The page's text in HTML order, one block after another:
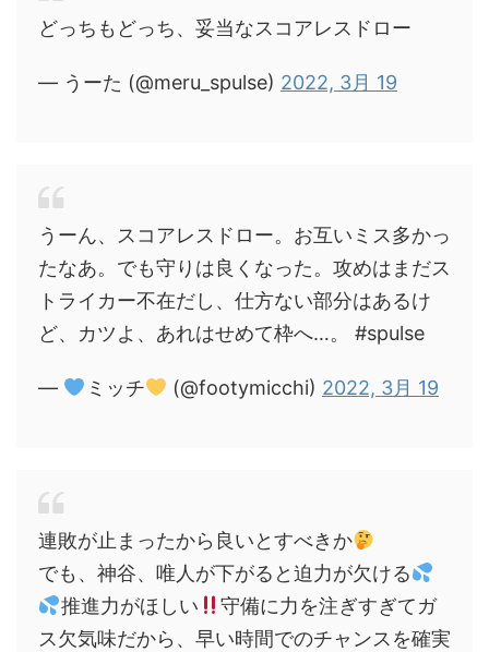
どっちもどっち、妥当なスコアレスドロー
— うーた (@meru_spulse) 2022, 3月 19
うーん、スコアレスドロー。お互いミス多かっ
たなあ。でも守りは良くなった。攻めはまだス
トライカー不在だし、仕方ない部分はあるけ
ど、カツよ、あれはせめて枠へ…。 #spulse
— ミッチ (@footymicchi) 2022, 3月 19
連敗が止まったから良いとすべきか
でも、神谷、唯人が下がると迫力が欠ける
推進力がほしい
守備に力を注ぎすぎてガ
ス欠気味だから、早い時間でのチャンスを確実